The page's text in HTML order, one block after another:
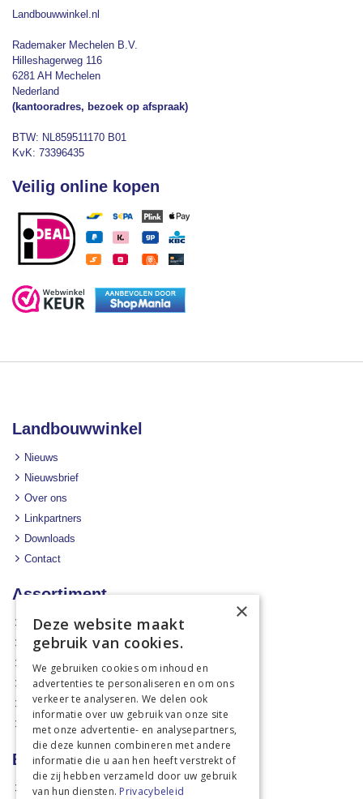
Landbouwwinkel.nl
Rademaker Mechelen B.V.
Hilleshagerweg 116
6281 AH Mechelen
Nederland
(kantooradres, bezoek op afspraak)
BTW: NL859511170 B01
KvK: 73396435
Veilig online kopen
Landbouwwinkel
Nieuws
Nieuwsbrief
Over ons
Linkpartners
Downloads
Contact
Assortiment
Aanbiedingen
Mechanisatie
Stal & Erf
Weidetechniek
Dierbenodigdheden
Actiefolders
Betalen en verzenden
Hoe bestellen?
×
Deze website maakt
gebruik van cookies.
We gebruiken cookies om inhoud en
advertenties te personaliseren en om ons
verkeer te analyseren. We delen ook
informatie over uw gebruik van onze site
met onze advertentie- en analysepartners,
die deze kunnen combineren met andere
informatie die u aan hen heeft verstrekt of
die zij hebben verzameld door uw gebruik
van hun diensten. Privacybeleid